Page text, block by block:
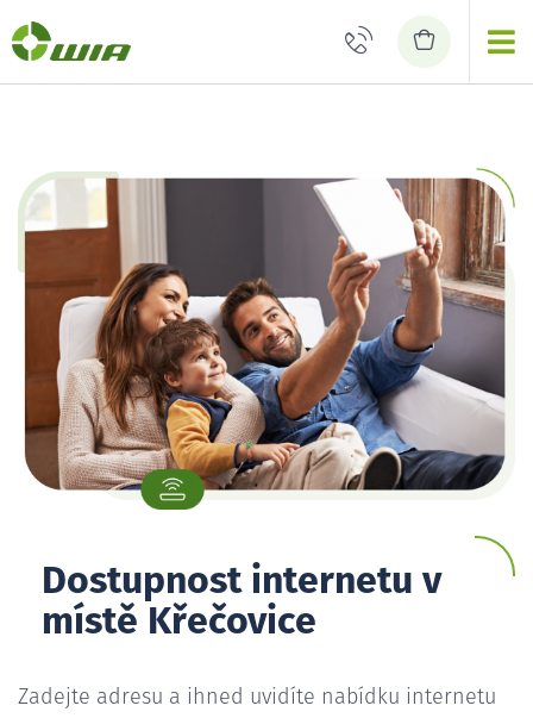
Dostupnost internetu v
místě Křečovice
Zadejte adresu a ihned uvidíte nabídku internetu